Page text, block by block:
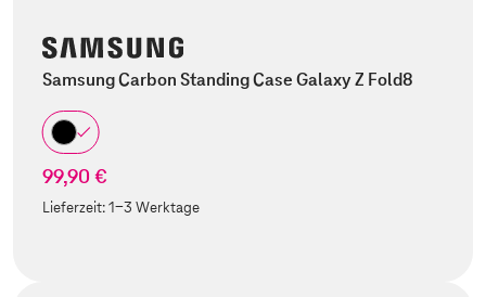
Samsung Carbon Standing Case Galaxy Z Fold8
99,90 €
Lieferzeit:1-3 Werktage